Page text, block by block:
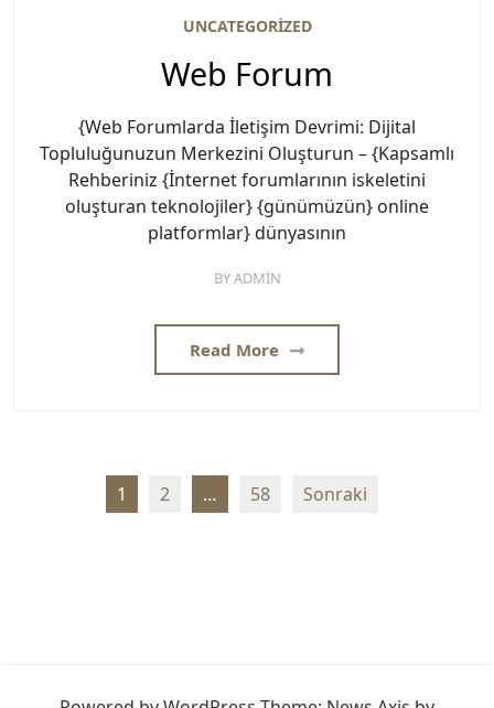
UNCATEGORIZED
Web Forum
{Web Forumlarda İletişim Devrimi: Dijital
Topluluğunuzun Merkezini Oluşturun – {Kapsamlı
Rehberiniz {İnternet forumlarının iskeletini
oluşturan teknolojiler} {günümüzün} online
platformlar} dünyasının
BYADMIN
Read More
sayfalaması
1 2 … 58 Sonraki